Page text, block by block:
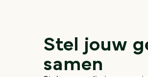
Stel jouw
samen